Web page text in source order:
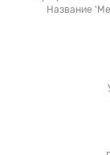
Название